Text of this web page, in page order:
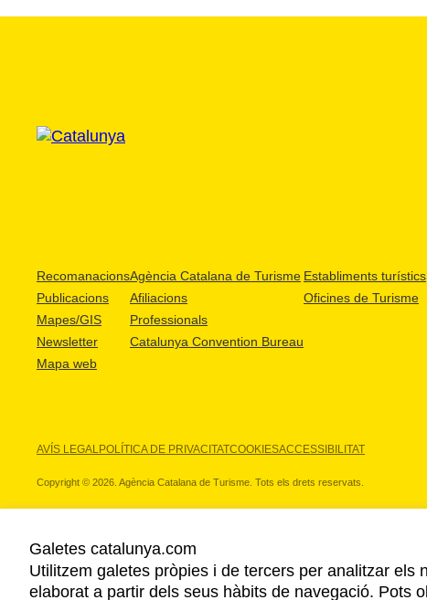
Recomanacions
Publicacions
Mapes/GIS
Newsletter
Mapa web
Agència Catalana de Turisme
Afiliacions
Professionals
Catalunya Convention Bureau
Establiments turístics
Oficines de Turisme
AVÍS LEGALPOLÍTICA DE PRIVACITATCOOKIESACCESSIBILITAT
Copyright © 2026. Agència Catalana de Turisme. Tots els drets reservats.
ELS NOSTRES PARTNERS
Galetes catalunya.com
Utilitzem galetes pròpies i de tercers per analitzar els
elaborat a partir dels seus hàbits de navegació. Pots